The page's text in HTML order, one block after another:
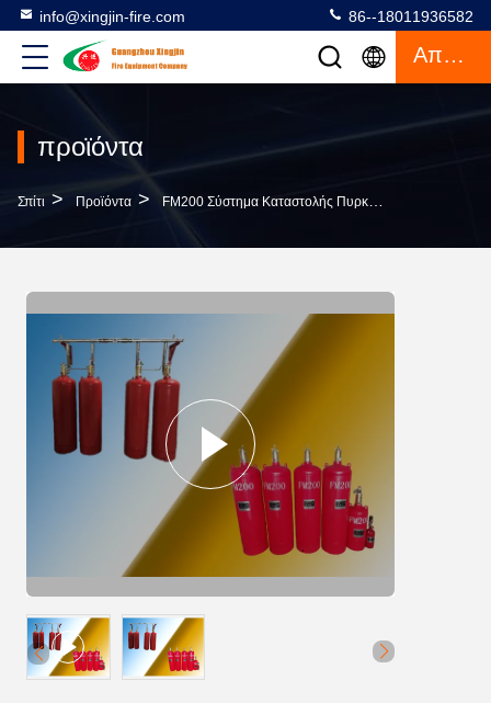
info@xingjin-fire.com 86--18011936582
Απόσπασμα
προϊόντα
Σπίτι > Προϊόντα > FM200 Σύστημα Καταστολής Πυρκαγιάς